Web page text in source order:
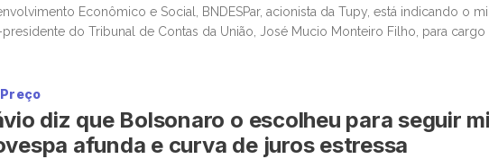
Econômico e Social, BNDESPar, acionista da Tupy, está indicando o
do Tribunal de Contas da União, José Mucio Monteiro Filho, para cargo
diz que Bolsonaro o escolheu para seguir
afunda e curva de juros estressa